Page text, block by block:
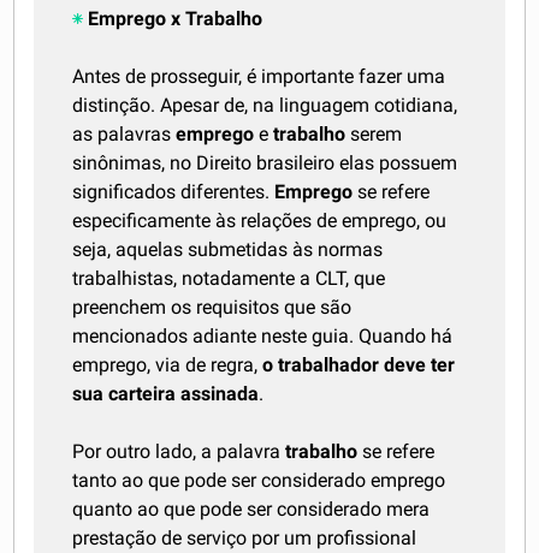
Emprego x Trabalho
Antes de prosseguir, é importante fazer uma
distinção. Apesar de, na linguagem cotidiana,
as palavrasemprego etrabalho serem
sinônimas, no Direito brasileiro elas possuem
significados diferentes. Emprego se refere
especificamente às relações de emprego, ou
seja, aquelas submetidas às normas
trabalhistas, notadamente a CLT, que
preenchem os requisitos que são
mencionados adiante neste guia. Quando há
emprego, via de regra,o trabalhador deve ter
sua carteira assinada.
Por outro lado, a palavratrabalho se refere
tanto ao que pode ser considerado emprego
quanto ao que pode ser considerado mera
prestação de serviço por um profissional